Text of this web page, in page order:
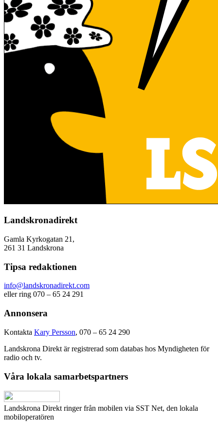
Landskronadirekt
Gamla Kyrkogatan 21,
261 31 Landskrona
Tipsa redaktionen
info@landskronadirekt.com
eller ring 070 – 65 24 291
Annonsera
Kontakta Kary Persson, 070 – 65 24 290
Landskrona Direkt är registrerad som databas hos Myndigheten för
radio och tv.
Våra lokala samarbetspartners
Landskrona Direkt ringer från mobilen via SST Net, den lokala
mobiloperatören